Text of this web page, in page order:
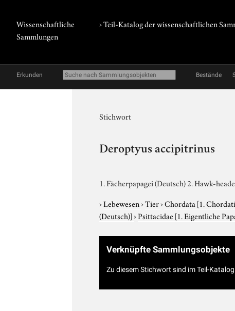
Wissenschaftliche
Sammlungen
› Teil-Katalog der wissenschaftlichen
Erkunden Bestände
Stichwort
Deroptyus accipitrinus
1. Fächerpapagei (Deutsch) 2. Hawk-
›Lebewesen›Tier›Chordata [1.
(Deutsch)]›Psittacidae [1. Eigentliche
Verknüpfte Sammlungsobjekte
Zu diesem Stichwort sind im Teil-